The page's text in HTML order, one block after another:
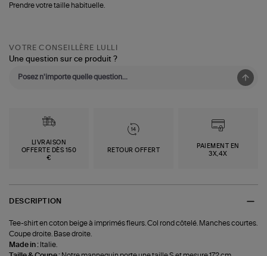
Prendre votre taille habituelle.
VOTRE CONSEILLÈRE LULLI
Une question sur ce produit ?
LIVRAISON
OFFERTE DÈS 150
€
RETOUR OFFERT
PAIEMENT EN
3X,4X
DESCRIPTION
Tee-shirt en coton beige à imprimés fleurs. Col rond côtelé. Manches courtes.
Coupe droite. Base droite.
Made in : Italie.